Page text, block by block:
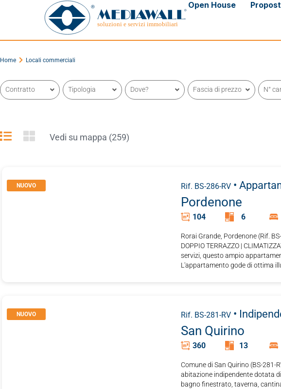
Open House
Home Locali commerciali
Contratto Tipologia Dove? Fascia di prezzo N°
Vedi su mappa (259)
NUOVO Rif. BS-286-RV•
Pordenone
104 6
Rorai Grande, Pordenone (Rif.
DOPPIO TERRAZZO |
servizi, questo ampio
L'appartamento gode di ottima
NUOVO Rif. BS-281-RV•
San Quirino
360 13
Comune di San Quirino (BS-281-
abitazione indipendente dotata
bagno finestrato, taverna,